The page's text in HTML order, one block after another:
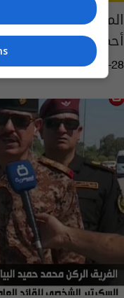
المجلس الأعلى
أحمر
14:50 | 2019-08-28